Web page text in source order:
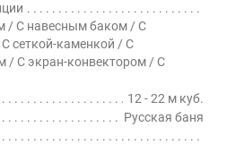
/ С навесным баком / С
сеткой-каменкой / С
/ С экран-конвектором / С
12 - 22 м куб.
Русская баня